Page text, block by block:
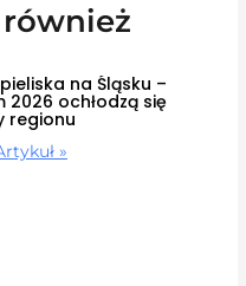
na Śląsku –
2026 ochłodzą się
regionu
»